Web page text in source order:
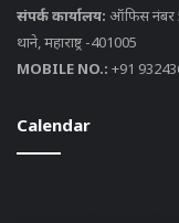
संपर्क कार्यालय: ऑफिस नंबर
थाने, महाराष्ट्र -401005
MOBILE NO.: +91
Calendar